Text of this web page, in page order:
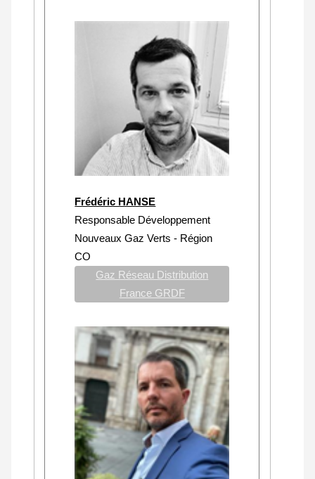
Frédéric HANSE
Responsable Développement
Nouveaux Gaz Verts - Région
CO
Gaz Réseau Distribution
France GRDF